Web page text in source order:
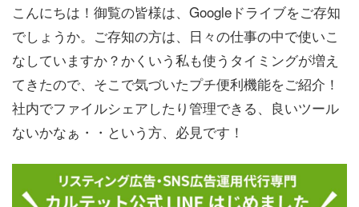
こんにちは！御覧の皆様は、Googleドライブをご存知
でしょうか。ご存知の方は、日々の仕事の中で使いこ
なしていますか？かくいう私も使うタイミングが増え
てきたので、そこで気づいたプチ便利機能をご紹介！
社内でファイルシェアしたり管理できる、良いツール
ないかなぁ・・という方、必見です！